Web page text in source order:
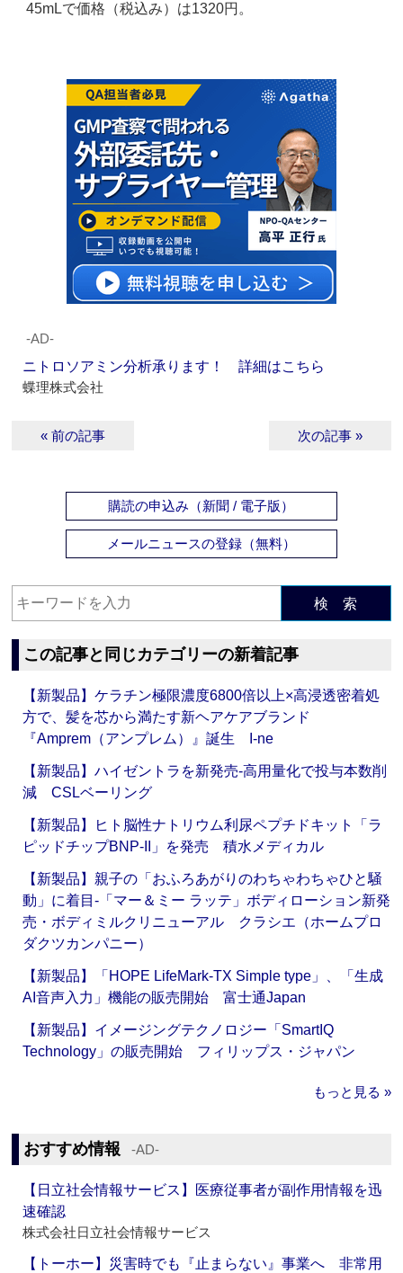
45mLで価格（税込み）は1320円。
‐AD‐
ニトロソアミン分析承ります！ 詳細はこちら
蝶理株式会社
« 前の記事 次の記事 »
購読の申込み（新聞 / 電子版）
メールニュースの登録（無料）
検 索
この記事と同じカテゴリーの新着記事
【新製品】ケラチン極限濃度6800倍以上×高浸透密着処
方で、髪を芯から満たす新ヘアケアブランド
『Amprem（アンプレム）』誕生 I-ne
【新製品】ハイゼントラを新発売‐高用量化で投与本数削
減 CSLベーリング
【新製品】ヒト脳性ナトリウム利尿ペプチドキット「ラ
ピッドチップBNP-II」を発売 積水メディカル
【新製品】親子の「おふろあがりのわちゃわちゃひと騒
動」に着目‐「マー＆ミー ラッテ」ボディローション新発
売・ボディミルクリニューアル クラシエ（ホームプロ
ダクツカンパニー）
【新製品】「HOPE LifeMark-TX Simple type」、「生成
AI音声入力」機能の販売開始 富士通Japan
【新製品】イメージングテクノロジー「SmartIQ
Technology」の販売開始 フィリップス・ジャパン
もっと見る »
おすすめ情報 ‐AD‐
【日立社会情報サービス】医療従事者が副作用情報を迅
速確認
株式会社日立社会情報サービス
【トーホー】災害時でも『止まらない』事業へ 非常用